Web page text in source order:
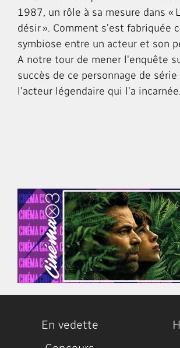
1987, un rôle à sa mesure dans «
désir ». Comment s'est fabriquée
symbiose entre un acteur et son
A notre tour de mener l'enquête
succès de ce personnage de
l'acteur légendaire qui l'a incarnée.
En vedette